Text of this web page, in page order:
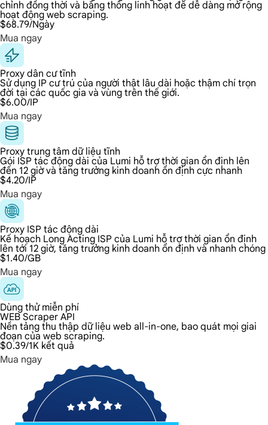
chỉnh đồng thời và băng thông linh hoạt để dễ dàng mở rộng
hoạt động web scraping.
$68.79/Ngày
Mua ngay
Proxy dân cư tĩnh
Sử dụng IP cư trú của người thật lâu dài hoặc thậm chí trọn
đời tại các quốc gia và vùng trên thế giới.
$6.00/IP
Mua ngay
Proxy trung tâm dữ liệu tĩnh
Gói ISP tác động dài của Lumi hỗ trợ thời gian ổn định lên
đến 12 giờ và tăng trưởng kinh doanh ổn định cực nhanh
$4.20/IP
Mua ngay
Proxy ISP tác động dài
Kế hoạch Long Acting ISP của Lumi hỗ trợ thời gian ổn định
lên tới 12 giờ, tăng trưởng kinh doanh ổn định và nhanh chóng
$1.40/GB
Mua ngay
Dùng thử miễn phí
WEB Scraper API
Nền tảng thu thập dữ liệu web all-in-one, bao quát mọi giai
đoạn của web scraping.
$0.39/1K kết quả
Mua ngay